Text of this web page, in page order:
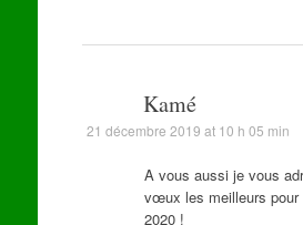
Kamé
21 décembre 2019 at 10 h 05 min
A vous aussi je vous
vœux les meilleurs pour
2020 !